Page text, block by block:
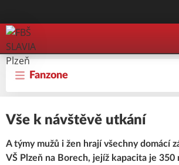
FBŠ SLAVIA Plzeň
Fanzone
Vše k návštěvě utkání
A týmy mužů i žen hrají všechny domácí
VŠ Plzeň na Borech, jejíž kapacita je 350